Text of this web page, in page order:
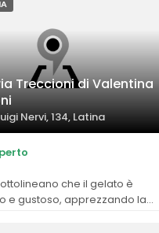
Treccioni di Valentina
Nervi, 134, Latina
e gustoso, apprezzando la